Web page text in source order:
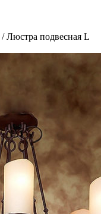
/ Люстра подвесная L